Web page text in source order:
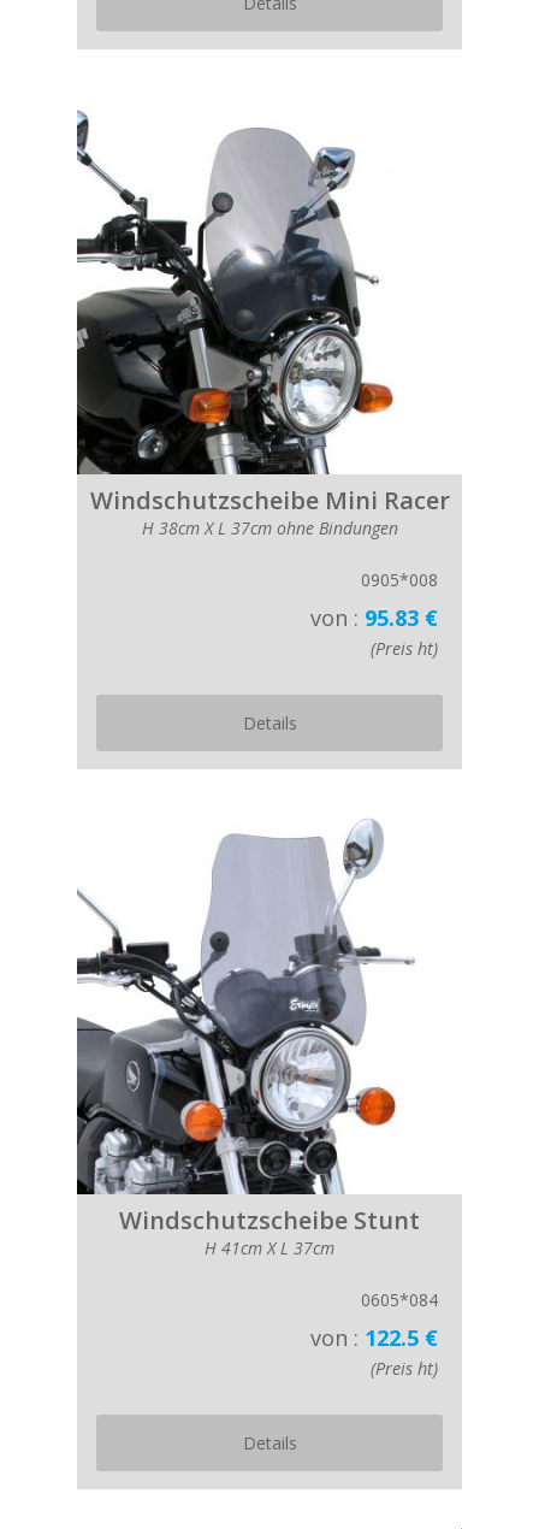
Windschutzscheibe Mini Racer
H 38cm X L 37cm ohne Bindungen
0905*008
von : 95.83 €
(Preis ht)
Details
Windschutzscheibe Stunt
H 41cm X L 37cm
0605*084
von : 122.5 €
(Preis ht)
Details